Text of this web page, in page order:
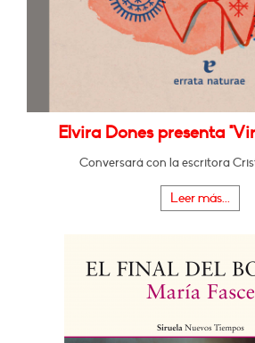
Elvira Dones presenta
Conversará con la escritora
Leer más...